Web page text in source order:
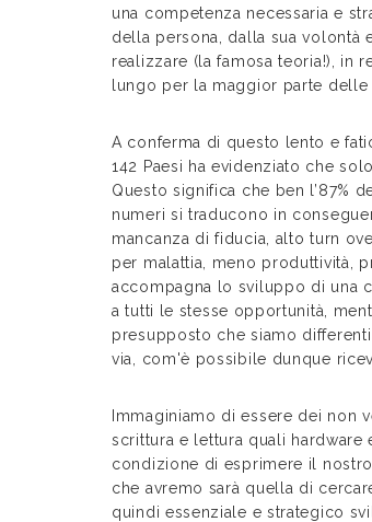
una competenza necessaria e
della persona, dalla sua volontà
realizzare (la famosa teoria!), in
lungo per la maggior parte delle
A conferma di questo lento e
142 Paesi ha evidenziato che
Questo significa che ben l’87%
numeri si traducono in
mancanza di fiducia, alto turn
per malattia, meno produttività,
accompagna lo sviluppo di una
a tutti le stesse opportunità,
presupposto che siamo
via, com'è possibile dunque
Immaginiamo di essere dei non
scrittura e lettura quali hardware
condizione di esprimere il
che avremo sarà quella di
quindi essenziale e strategico